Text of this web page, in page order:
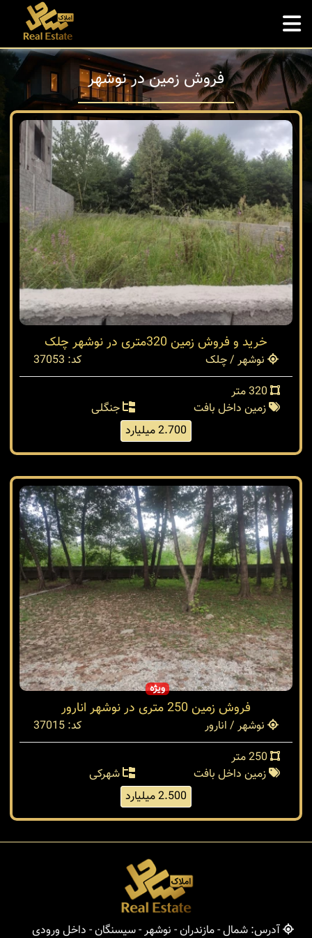
فروش زمین در نوشهر
خرید و فروش زمین 320متری در نوشهر چلک
نوشهر / چلک
کد: 37053
زمین داخل بافت
جنگلی
2.700 میلیارد
ویژه
فروش زمین 250 متری در نوشهر انارور
نوشهر / انارور
کد: 37015
زمین داخل بافت
شهرکی
2.500 میلیارد
آدرس: شمال - مازندران - نوشهر - سیسنگان - داخل ورودی